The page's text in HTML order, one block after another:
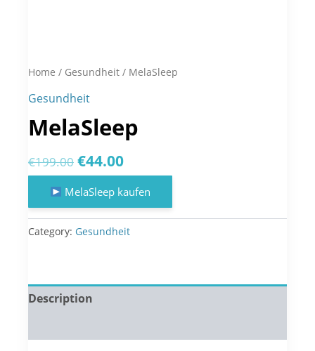
Home / Gesundheit / MelaSleep
Gesundheit
MelaSleep
€199.00 Original
price
was:
€199.00.
€44.00Current
price
is:
€44.00.
MelaSleep kaufen
Category: Gesundheit
Description